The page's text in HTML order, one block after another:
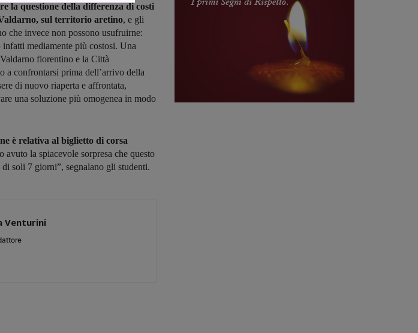
la questione della differenza di costi
sul territorio aretino, e gli
che invece non possono usufruirne:
mediamente più costosi. Una
fiorentino e la Città
a confrontarsi prima dell’arrivo della
di nuovo riaperta e affrontata,
una soluzione più omogenea in modo
è relativa al biglietto di corsa
avuto la spiacevole sorpresa che questo
soli 7 giorni”, segnalano gli studenti.
Venturini